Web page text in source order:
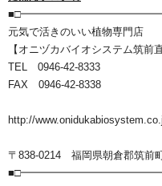
元気で活きのいい植物専門店
【オニヅカバイオシステム筑前
TEL 0946-42-8333
FAX 0946-42-8338
http://
〒838-0214 福岡県朝倉郡筑前